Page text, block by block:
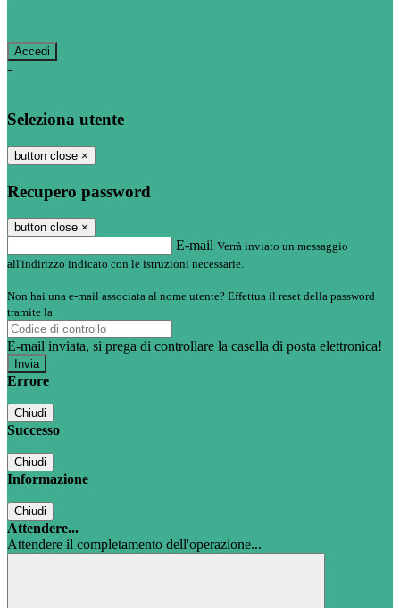
-
Seleziona utente
button close ×
Recupero password
button close ×
E-mail Verrà inviato un messaggio
all'indirizzo indicato con le istruzioni necessarie.
Non hai una e-mail associata al nome utente? Effettua il reset della password
tramite la
E-mail inviata, si prega di controllare la casella di posta elettronica!
Errore
Chiudi
Successo
Chiudi
Informazione
Chiudi
Attendere...
Attendere il completamento dell'operazione...